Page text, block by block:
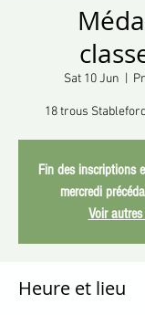
Sat 10 Jun
18 trous
Fin des inscriptions
mercredi
Voir autres
Heure et lieu